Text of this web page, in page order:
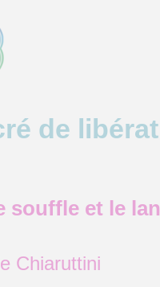
de
souffle et le
Chiaruttini